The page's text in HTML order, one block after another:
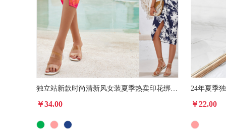
独立站新款时尚清新风女装夏季热卖印花绑带捏褶收腰半身裙外贸
￥34.00 ￥22.00